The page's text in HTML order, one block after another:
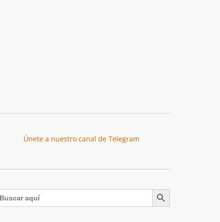
Únete a nuestro canal de Telegram
Botón de búsqueda